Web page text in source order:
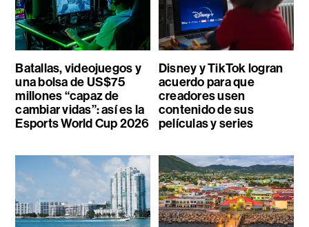
Batallas, videojuegos y
una bolsa de US$75
millones “capaz de
cambiar vidas”: así es la
Esports World Cup 2026
Disney y TikTok logran
acuerdo para que
creadores usen
contenido de sus
películas y series